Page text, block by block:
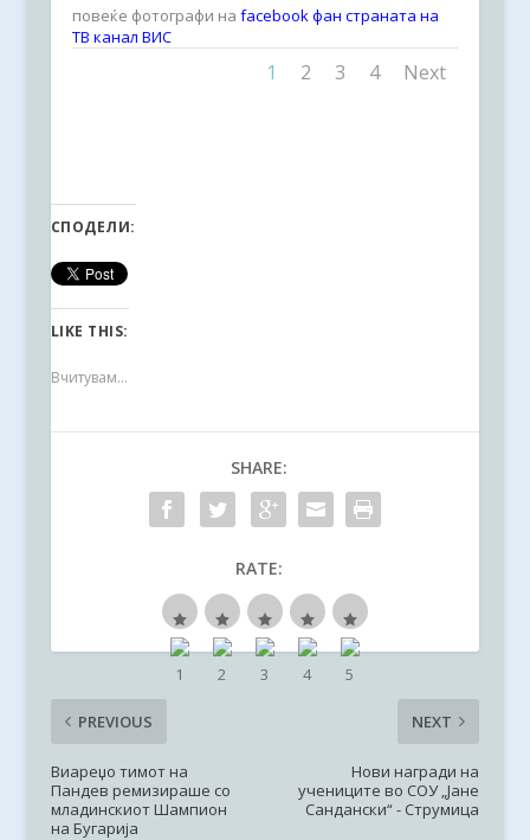
повеќе фотографи на facebook фан страната на
ТВ канал ВИС
1 2 3 4 Next
СПОДЕЛИ:
LIKE THIS:
Вчитувам...
SHARE:
RATE:
PREVIOUS
Виареџо тимот на
Пандев ремизираше со
младинскиот Шампион
на Бугарија
NEXT
Нови награди на
учениците во СОУ „Јане
Сандански“ - Струмица